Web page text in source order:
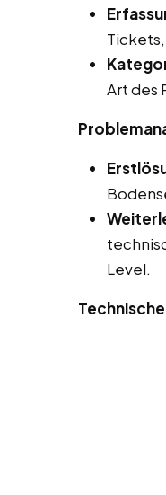
Art des
Level.